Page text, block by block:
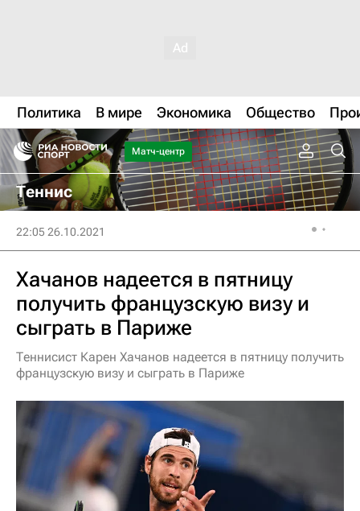
Политика В мире Экономика Общество
Матч-центр
Теннис
22:05 26.10.2021
Хачанов надеется в пятницу
получить французскую визу и
сыграть в Париже
Теннисист Карен Хачанов надеется в пятницу получить
французскую визу и сыграть в Париже